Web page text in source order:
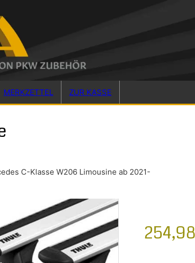
MERKZETTEL ZUR KASSE
C-Klasse W206 Limousine ab 2021-
254,98